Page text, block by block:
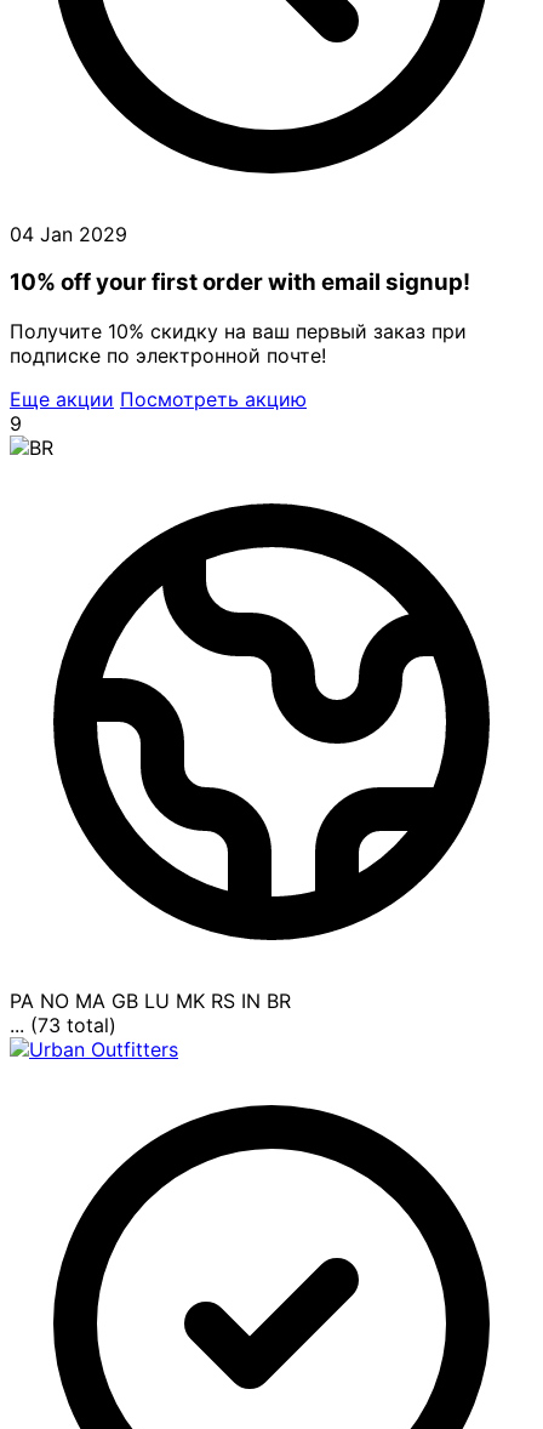
04 Jan 2029
10% off your first order with email signup!
Получите 10% скидку на ваш первый заказ при
подписке по электронной почте!
Еще акции Посмотреть акцию
9
PA NO MA GB LU MK RS IN BR
... (73 total)